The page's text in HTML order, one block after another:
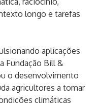
longo e tarefas
aplicações
Fundação Bill &
o desenvolvimento
agricultores a tomar
climáticas